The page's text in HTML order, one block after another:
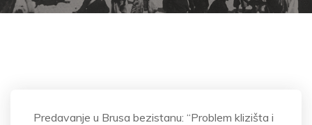
Predavanje u Brusa bezistanu: “Problem klizišta i